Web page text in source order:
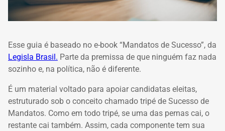
Esse guia é baseado no e-book “Mandatos de Sucesso”, da
Legisla Brasil. Parte da premissa de que ninguém faz nada
sozinho e, na política, não é diferente.
É um material voltado para apoiar candidatas eleitas,
estruturado sob o conceito chamado tripé de Sucesso de
Mandatos. Como em todo tripé, se uma das pernas cai, o
restante cai também. Assim, cada componente tem sua